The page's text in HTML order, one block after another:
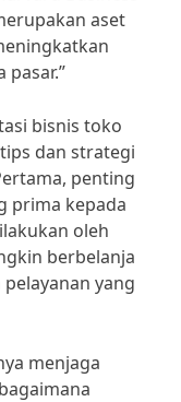
aset
bisnis toko
dan strategi
penting
prima kepada
oleh
berbelanja
yang
menjaga